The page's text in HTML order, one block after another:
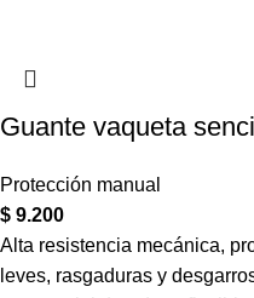
Guante vaqueta
Protección manual
$ 9.200
Alta resistencia mecánica,
leves, rasgaduras y